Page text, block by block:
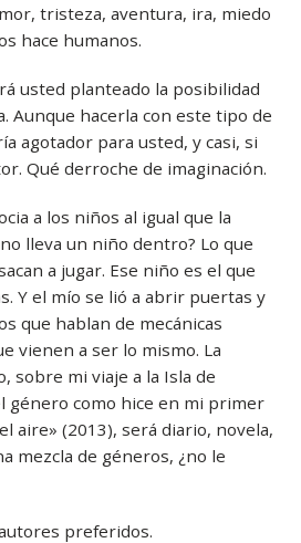
tristeza, aventura, ira, miedo
hace humanos.
usted planteado la posibilidad
Aunque hacerla con este tipo de
agotador para usted, y casi, si
Qué derroche de imaginación.
a los niños al igual que la
lleva un niño dentro? Lo que
a jugar. Ese niño es el que
Y el mío se lió a abrir puertas y
que hablan de mecánicas
vienen a ser lo mismo. La
sobre mi viaje a la Isla de
género como hice en mi primer
aire» (2013), será diario, novela,
mezcla de géneros, ¿no le
preferidos.